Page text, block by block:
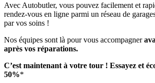
Avec Autobutler, vous pouvez facilement et
rendez-vous en ligne parmi un réseau de
par vos soins !
Nos équipes sont là pour vous accompagner
après vos réparations.
C’est maintenant à votre tour ! Essayez et
50%*